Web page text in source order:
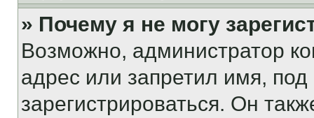
» Почему я не могу
Возможно, администратор
адрес или запретил имя,
зарегистрироваться. Он